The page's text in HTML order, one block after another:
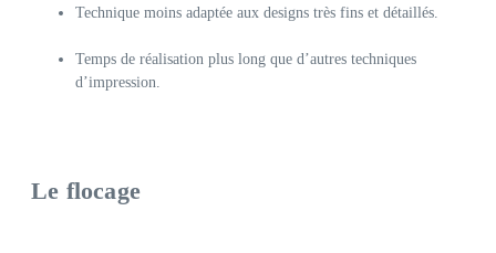
Technique moins adaptée aux designs très fins et détaillés.
Temps de réalisation plus long que d’autres techniques
d’impression.
Le flocage